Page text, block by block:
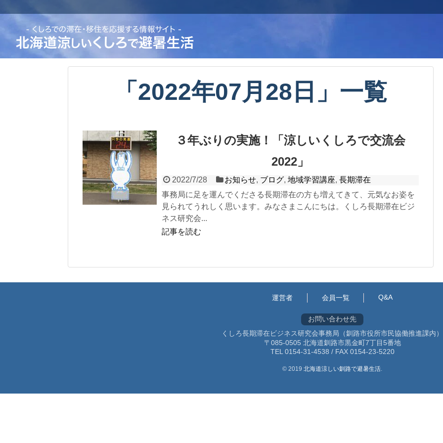
「 2022年07月28日 」 一覧
３年ぶりの実施！「涼しいくしろで交流会
2022」
2022/7/28 お知らせ, ブログ,地域学習講座,長期滞在
事務局に足を運んでくださる長期滞在の方も増えてきて、元気なお姿を
見られてうれしく思います。みなさまこんにちは。くしろ長期滞在ビジ
ネス研究会...
記事を読む
運営者 会員一覧 Q&A
お問い合わせ先
くしろ長期滞在ビジネス研究会事務局（釧路市役所市民協働推進課内）
〒085-0505 北海道釧路市黒金町7丁目5番地
TEL 0154-31-4538 / FAX 0154-23-5220
© 2019 北海道涼しい釧路で避暑生活.